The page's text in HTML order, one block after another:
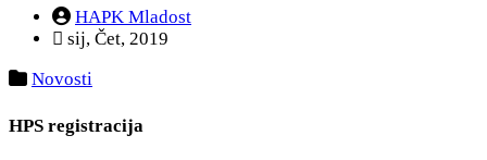
HAPK Mladost
sij, Čet, 2019
Novosti
HPS registracija